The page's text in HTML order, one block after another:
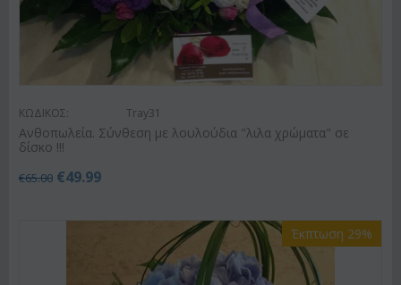
ΚΩΔΙΚΟΣ: Tray31
Ανθοπωλεία. Σύνθεση με λουλούδια "λιλα χρώματα" σε
δίσκο !!!
€65.00 €49.99
Έκπτωση 29%